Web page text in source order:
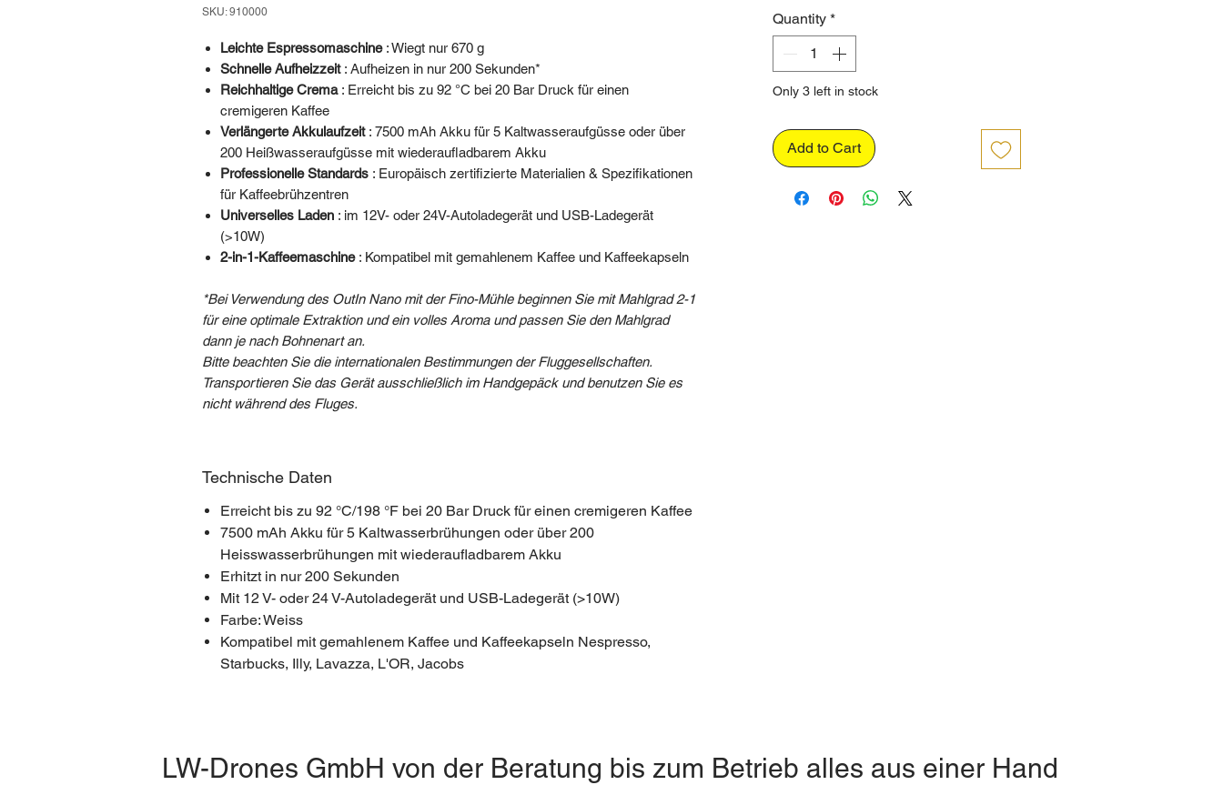
SKU: 910000
Leichte Espressomaschine: Wiegt nur 670 g
Schnelle Aufheizzeit: Aufheizen in nur 200 Sekunden*
Reichhaltige Crema: Erreicht bis zu 92 °C bei 20 Bar Druck für einen
cremigeren Kaffee
Verlängerte Akkulaufzeit: 7500 mAh Akku für 5 Kaltwasseraufgüsse oder über
200 Heißwasseraufgüsse mit wiederaufladbarem Akku
Professionelle Standards : Europäisch zertifizierte Materialien & Spezifikationen
für Kaffeebrühzentren
Universelles Laden : im 12V- oder 24V-Autoladegerät und USB-Ladegerät
(>10W)
2-in-1-Kaffeemaschine: Kompatibel mit gemahlenem Kaffee und Kaffeekapseln
*Bei Verwendung des OutIn Nano mit der Fino-Mühle beginnen Sie mit Mahlgrad 2-1
für eine optimale Extraktion und ein volles Aroma und passen Sie den Mahlgrad
dann je nach Bohnenart an.
Bitte beachten Sie die internationalen Bestimmungen der Fluggesellschaften.
Transportieren Sie das Gerät ausschließlich im Handgepäck und benutzen Sie es
nicht während des Fluges.
Technische Daten
Erreicht bis zu 92 °C/198 °F bei 20 Bar Druck für einen cremigeren Kaffee
7500 mAh Akku für 5 Kaltwasserbrühungen oder über 200
Heisswasserbrühungen mit wiederaufladbarem Akku
Erhitzt in nur 200 Sekunden
Mit 12 V- oder 24 V-Autoladegerät und USB-Ladegerät (>10W)
Farbe: Weiss
Kompatibel mit gemahlenem Kaffee und Kaffeekapseln Nespresso,
Starbucks, Illy, Lavazza, L'OR, Jacobs
Quantity *
Only 3 left in stock
Add to Cart
LW-Drones GmbH von der Beratung bis zum Betrieb alles aus einer Hand